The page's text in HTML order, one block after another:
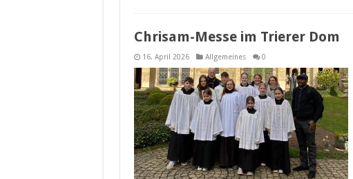
Chrisam-Messe im Trierer Dom
16. April 2026 Allgemeines 0